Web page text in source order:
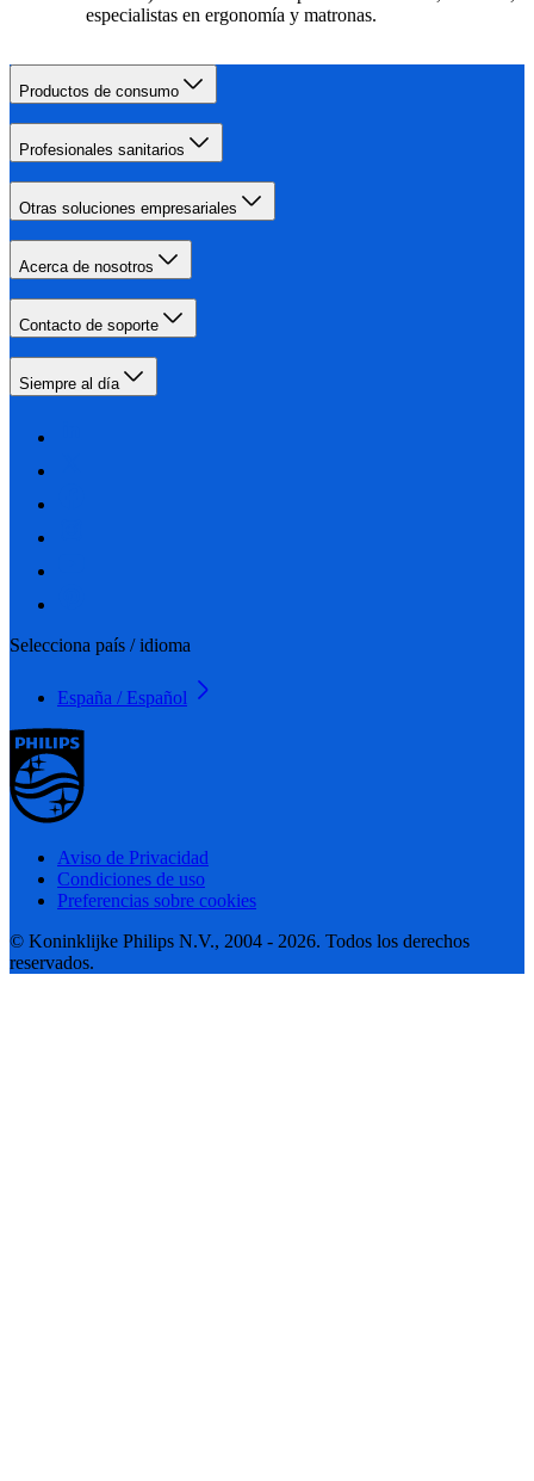
especialistas en ergonomía y matronas.
Productos de consumo
Profesionales sanitarios
Otras soluciones empresariales
Acerca de nosotros
Contacto de soporte
Siempre al día
Selecciona país / idioma
España / Español
Aviso de Privacidad
Condiciones de uso
Preferencias sobre cookies
© Koninklijke Philips N.V., 2004 - 2026. Todos los derechos
reservados.